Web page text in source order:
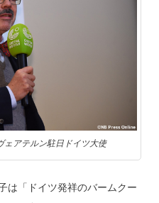
ェアテルン駐日ドイツ大使
は「ドイツ発祥のバームクー